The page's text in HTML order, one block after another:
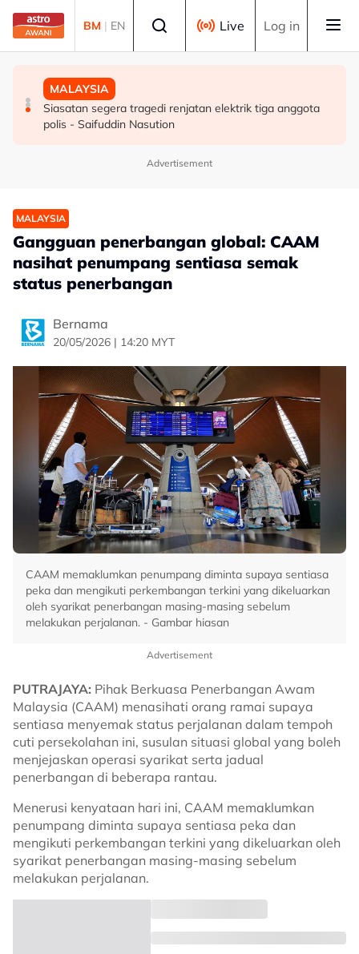
Skip to main content
BM | EN Live Log in
MALAYSIA
Pelajar kolej didakwa bunuh bayi perempuan baru lahir
DUNIA
Konvoi Darat Palestin tiba di Gaziantep dalam
perjalanan ke wilayah Palestin
MALAYSIA
Siasatan segera tragedi renjatan elektrik tiga anggota
polis - Saifuddin Nasution
Advertisement
MALAYSIA
Gangguan penerbangan global: CAAM
nasihat penumpang sentiasa semak
status penerbangan
Bernama
20/05/2026 | 14:20 MYT
CAAM memaklumkan penumpang diminta supaya sentiasa
peka dan mengikuti perkembangan terkini yang dikeluarkan
oleh syarikat penerbangan masing-masing sebelum
melakukan perjalanan. - Gambar hiasan
Advertisement
PUTRAJAYA: Pihak Berkuasa Penerbangan Awam
Malaysia (CAAM) menasihati orang ramai supaya
sentiasa menyemak status perjalanan dalam tempoh
cuti persekolahan ini, susulan situasi global yang boleh
menjejaskan operasi syarikat serta jadual
penerbangan di beberapa rantau.
Menerusi kenyataan hari ini, CAAM memaklumkan
penumpang diminta supaya sentiasa peka dan
mengikuti perkembangan terkini yang dikeluarkan oleh
syarikat penerbangan masing-masing sebelum
melakukan perjalanan.